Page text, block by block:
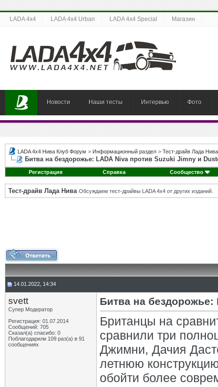
LADA 4x4 LADA 4x4 Urban LADA 4x4 Special Магазин
Новости Наши тесты Интервью Фото
LADA 4x4 Нива Клуб Форум > Информационный раздел > Тест-драйв Лада Нива
Битва на бездорожье: LADA Niva против Suzuki Jimny и
Регистрация Справка Сообщество
Тест-драйв Лада Нива Обсуждаем тест-драйвы LADA 4x4 от других изданий.
14.01.2022, 14:34
svett
Супер Модератор
Регистрация: 01.07.2014
Сообщений: 705
Сказал(а) спасибо: 0
Поблагодарили 109 раз(а) в 91
сообщениях
Битва на бездорожье:
Британцы на
сравнили три
Джимни, Дачия
летнюю
обойти более